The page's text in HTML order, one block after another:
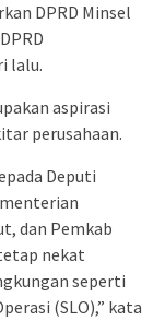
DPRD Minsel
lalu.
aspirasi
perusahaan.
Deputi
dan Pemkab
nekat
seperti
(SLO),” kata